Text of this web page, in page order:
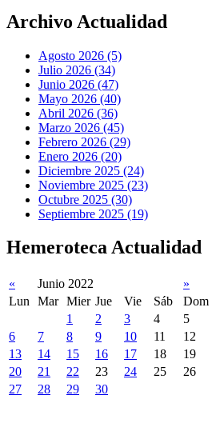
Archivo Actualidad
Agosto 2026 (5)
Julio 2026 (34)
Junio 2026 (47)
Mayo 2026 (40)
Abril 2026 (36)
Marzo 2026 (45)
Febrero 2026 (29)
Enero 2026 (20)
Diciembre 2025 (24)
Noviembre 2025 (23)
Octubre 2025 (30)
Septiembre 2025 (19)
Hemeroteca Actualidad
« Junio 2022
»
Lun
Mar Mier Jue Vie Sáb
Dom
1
2 3 4
5
6
7 8 9 10 11
12
13
14 15 16 17 18
19
20
21 22 23 24 25
26
27
28 29 30